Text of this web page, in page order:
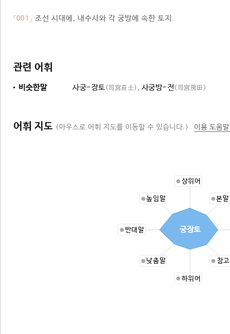
「001」 조선 시대에, 내수사와 각 궁방에 속한 토지.
관련 어휘
비슷한말 사궁-장토 (司宮莊土) , 사궁방-전 (司宮房田)
어휘 지도 (마우스로 어휘 지도를 이동할 수 있습니다.) 이용 도움
상위어
본
참
하위어
낮춤말
반대말
높임말
궁장토